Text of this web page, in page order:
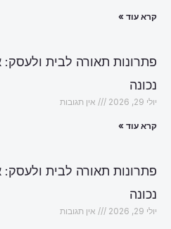
קרא עוד »
פתרונות תאורה לבית ולעסק:
נכונה
יולי 29, 2026 אין תגובות
קרא עוד »
פתרונות תאורה לבית ולעסק:
נכונה
יולי 29, 2026 אין תגובות